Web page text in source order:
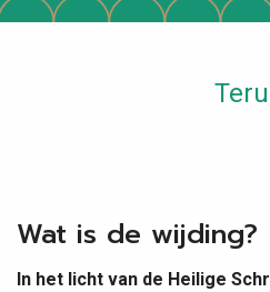
Wat is de wijding?
In het licht van de Heilige